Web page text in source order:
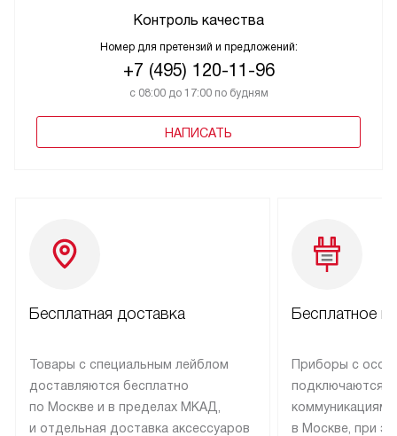
Контроль качества
Номер для претензий и предложений:
+7 (495) 120-11-96
с 08:00 до 17:00 по будням
НАПИСАТЬ
Бесплатная доставка
Товары с специальным лейблом
доставляются бесплатно
по Москве и в пределах МКАД,
и отдельная доставка аксессуаров
Бесплатное
Приборы с
подключаются к
коммуникациям
в Москве, при